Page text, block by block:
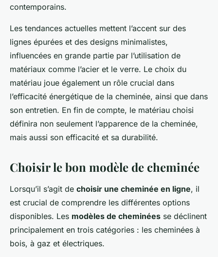
contemporains.
Les tendances actuelles mettent l’accent sur des
lignes épurées et des designs minimalistes,
influencées en grande partie par l’utilisation de
matériaux comme l’acier et le verre. Le choix du
matériau joue également un rôle crucial dans
l’efficacité énergétique de la cheminée, ainsi que dans
son entretien. En fin de compte, le matériau choisi
définira non seulement l’apparence de la cheminée,
mais aussi son efficacité et sa durabilité.
Choisir le bon modèle de cheminée
Lorsqu’il s’agit de choisir une cheminée en ligne, il
est crucial de comprendre les différentes options
disponibles. Les modèles de cheminées se déclinent
principalement en trois catégories : les cheminées à
bois, à gaz et électriques.